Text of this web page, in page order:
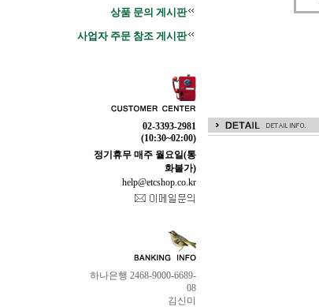
상품 문의 게시판
사업자 주문 참조 게시판
02-3393-2981
(10:30~02:00)
정기휴무 매주 월요일(통
화불가)
help@etcshop.co.kr
하나은행 2468-9000-6689-
08
김신미